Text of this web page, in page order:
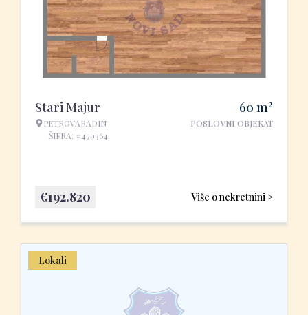
Stari Majur
PETROVARADIN
ŠIFRA: #479364
60 m2
POSLOVNI OBJEKAT
Više o nekretnini >
€192.820
Lokali